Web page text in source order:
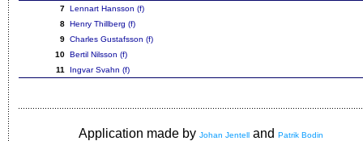
7 Lennart Hansson (f)
8 Henry Thillberg (f)
9 Charles Gustafsson (f)
10 Bertil Nilsson (f)
11
Ingvar Svahn (f)
Application made by Johan Jentell and Patrik Bodin